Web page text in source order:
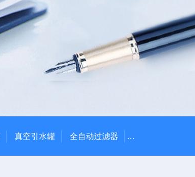
真空引水罐 全自动过滤器 全自动自清洗过